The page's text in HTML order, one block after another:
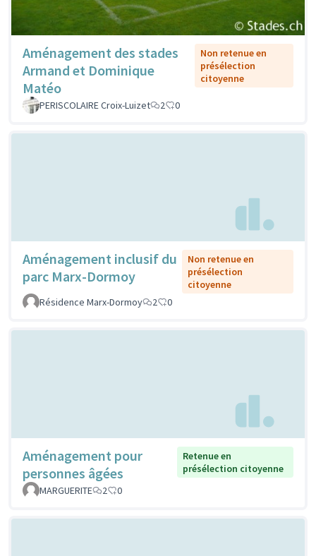
Aménagement des stades
Armand et Dominique
Matéo
Non retenue en
présélection
citoyenne
PERISCOLAIRE Croix-Luizet 2 0
Aménagement inclusif du
parc Marx-Dormoy
Non retenue en
présélection
citoyenne
Résidence Marx-Dormoy
2 0
Aménagement pour
personnes âgées
Retenue en
présélection citoyenne
MARGUERITE
2 0